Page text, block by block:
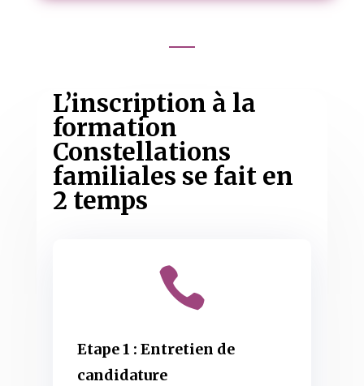
L’inscription à la
formation
Constellations
familiales se fait en
2 temps

Etape 1 : Entretien de
candidature